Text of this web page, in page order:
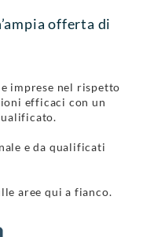
offerta di
imprese nel rispetto
efficaci con un
e da qualificati
aree qui a fianco.